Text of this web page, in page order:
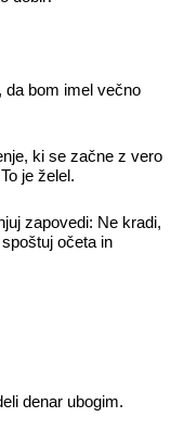
da bom imel večno
ki se začne z vero
je želel.
zapovedi: Ne kradi,
očeta in
denar ubogim.